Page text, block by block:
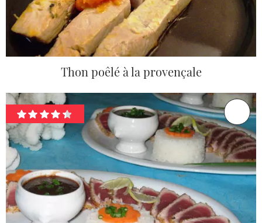
Thon poêlé à la provençale